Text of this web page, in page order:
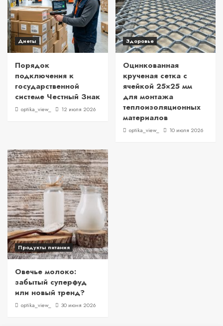
Диеты
Порядок
подключения к
государственной
системе Честный Знак
optika_view_ 12 июля 2026
Здоровье
Оцинкованная
крученая сетка с
ячейкой 25×25 мм
для монтажа
теплоизоляционных
материалов
optika_view_ 10 июля 2026
Продукты питания
Овечье молоко:
забытый суперфуд
или новый тренд?
optika_view_ 30 июня 2026